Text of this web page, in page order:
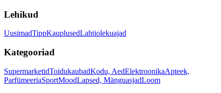
Lehikud
UusimadTippKauplusedLahtiolekuajad
Kategooriad
SupermarketidToidukaubadKodu, AedElektroonikaApteek,
ParfümeeriaSportMoodLapsed, MänguasjadLoom